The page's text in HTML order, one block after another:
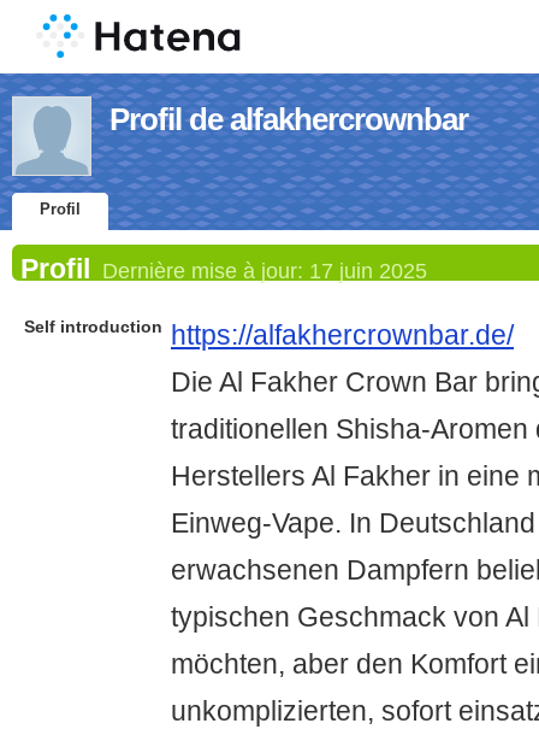
Profil de alfakhercrownbar
Profil
Profil Dernière mise à jour: 17 juin 2025
Self introduction
https://alfakhercrownbar.de/
Die Al Fakher Crown Bar
traditionellen Shisha-
Herstellers Al Fakher in eine
Einweg-Vape. In
erwachsenen Dampfern
typischen Geschmack von
möchten, aber den Komfort
unkomplizierten, sofort